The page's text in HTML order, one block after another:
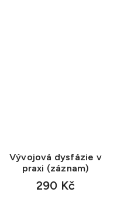
Vývojová dysfázie v
praxi (záznam)
290 Kč